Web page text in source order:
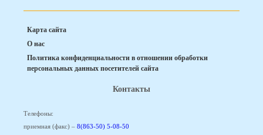
Карта сайта
О нас
Политика конфиденциальности в отношении обработки
персональных данных посетителей сайта
Контакты
Телефоны:
приемная (факс) – 8(863-50) 5-08-50